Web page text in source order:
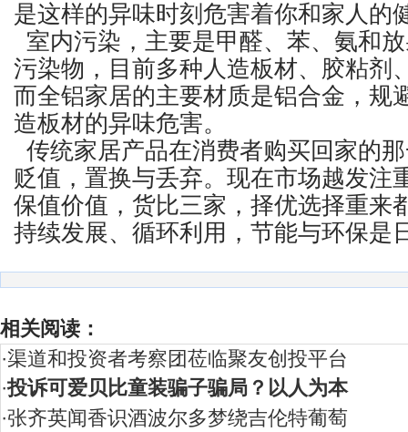
是这样的异味时刻危害着你和家人的
室内污染，主要是甲醛、苯、氨和
污染物，目前多种人造板材、胶粘剂
而全铝家居的主要材质是铝合金，规
造板材的异味危害。
传统家居产品在消费者购买回家的
贬值，置换与丢弃。现在市场越发注
保值价值，货比三家，择优选择重来
持续发展、循环利用，节能与环保是
相关阅读：
·渠道和投资者考察团莅临聚友创投平台
·投诉可爱贝比童装骗子骗局？以人为本
·张齐英闻香识酒波尔多梦绕吉伦特葡萄